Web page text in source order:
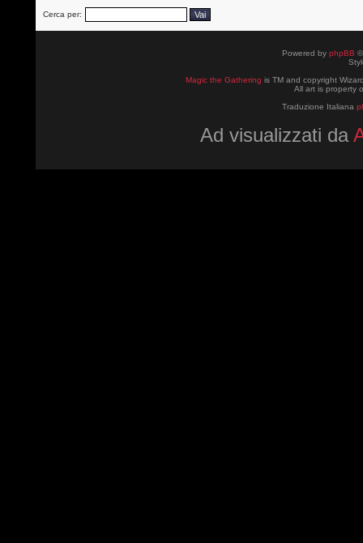
Cerca per:
Powered by phpBB
Magic the Gathering is TM and copyright
All art is property
Traduzione Italiana
Ad visualizzati da